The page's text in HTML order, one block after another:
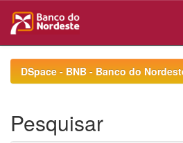
navigationDSpace - BNB - Banco do
Pesquisar